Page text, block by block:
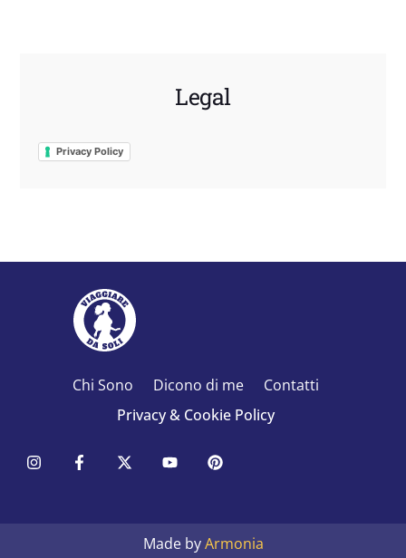
Legal
Privacy Policy
Chi Sono Dicono di me
Contatti
Privacy & Cookie Policy
Made byArmonia